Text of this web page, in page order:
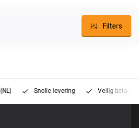
Filters
Snelle levering Veilig betalen